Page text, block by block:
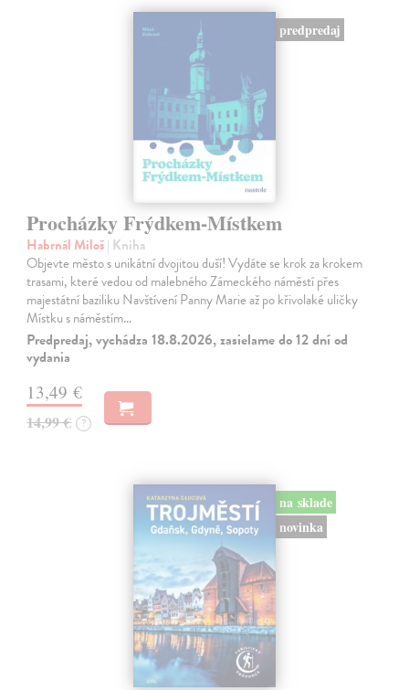
predpredaj
Procházky Frýdkem-Místkem
Habrnál Miloš| Kniha
Objevte město s unikátní dvojitou duší! Vydáte se krok za krokem
trasami, které vedou od malebného Zámeckého náměstí přes
majestátní baziliku Navštívení Panny Marie až po křivolaké uličky
Místku s náměstím…
Predpredaj, vychádza 18.8.2026, zasielame do 12 dní od
vydania
13,49 €
14,99 € ?
na sklade
novinka